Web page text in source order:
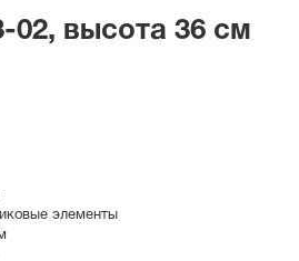
02, высота 36 см
элементы